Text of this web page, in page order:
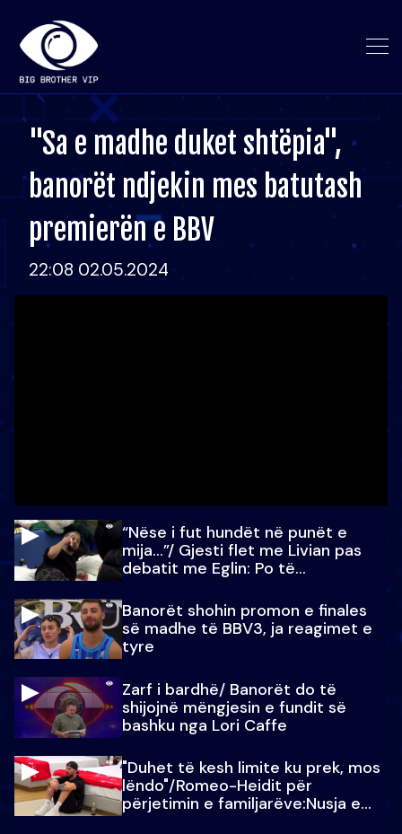
"Sa e madhe duket shtëpia",
banorët ndjekin mes batutash
premierën e BBV
22:08 02.05.2024
“Nëse i fut hundët në punët e
mija…”/ Gjesti flet me Livian pas
debatit me Eglin: Po të
Banorët shohin promon e finales
së madhe të BBV3, ja reagimet e
tyre
Zarf i bardhë/ Banorët do të
shijojnë mëngjesin e fundit së
bashku nga Lori Caffe
"Duhet të kesh limite ku prek, mos
lëndo"/Romeo-Heidit për
përjetimin e familjarëve:Nusja e